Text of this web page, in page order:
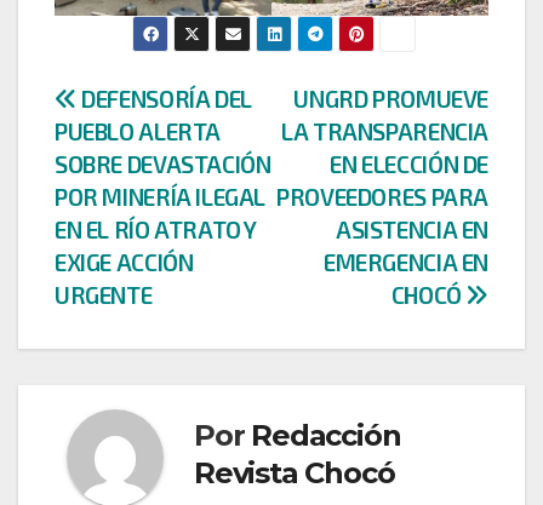
Navegación
de
entradas
UNGRD PROMUEVE
LA TRANSPARENCIA
EN ELECCIÓN DE
PROVEEDORES PARA
ASISTENCIA EN
EMERGENCIA EN
CHOCÓ
DEFENSORÍA DEL
PUEBLO ALERTA
SOBRE DEVASTACIÓN
POR MINERÍA ILEGAL
EN EL RÍO ATRATO Y
EXIGE ACCIÓN
URGENTE
Por Redacción
Revista Chocó